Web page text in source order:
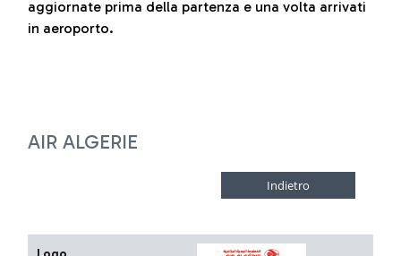
aggiornate prima della partenza e una volta arrivati
in aeroporto.
AIR ALGERIE